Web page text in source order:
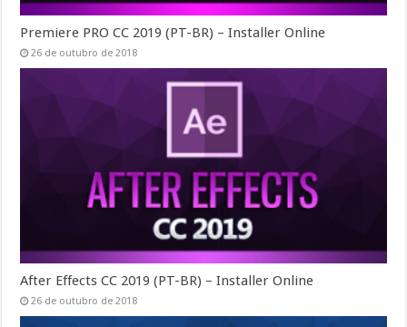
Premiere PRO CC 2019 (PT-BR) – Installer Online
26 de outubro de 2018
After Effects CC 2019 (PT-BR) – Installer Online
26 de outubro de 2018